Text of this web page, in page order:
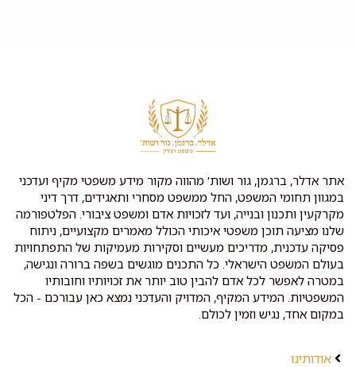
אתר אדלר, ברגמן, גור ושות' מהווה מקור מידע משפטי מקיף ועדכני
במגוון תחומי המשפט, החל ממשפט מסחרי ותאגידים, דרך דיני
מקרקעין ותכנון ובנייה, ועד לזכויות אדם ומשפט ציבורי. הפלטפורמה
שלנו מציעה תוכן משפטי איכותי הכולל מאמרים מקצועיים, ניתוח
פסיקה עדכנית, מדריכים מעשיים וסקירות מעמיקות של התפתחויות
בעולם המשפט הישראלי. כל התכנים מוגשים בשפה ברורה ונגישה,
במטרה לאפשר לכל אדם להבין טוב יותר את זכויותיו וחובותיו
המשפטיות. המידע המקיף, המדויק והעדכני נמצא כאן עבורכם - הכל
במקום אחד, נגיש וזמין לכולם.
אודותינו